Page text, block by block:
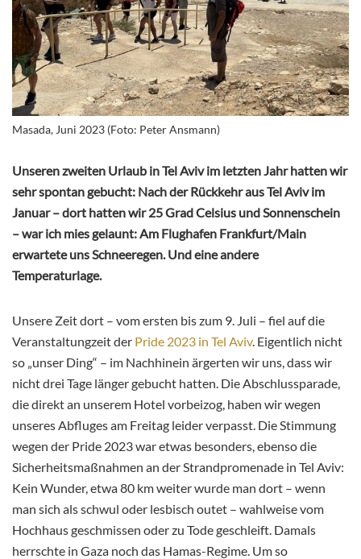
Masada, Juni 2023 (Foto: Peter Ansmann)
Unseren zweiten Urlaub in Tel Aviv im letzten Jahr hatten wir
sehr spontan gebucht: Nach der Rückkehr aus Tel Aviv im
Januar – dort hatten wir 25 Grad Celsius und Sonnenschein
– war ich mies gelaunt: Am Flughafen Frankfurt/Main
erwartete uns Schneeregen. Und eine andere
Temperaturlage.
Unsere Zeit dort – vom ersten bis zum 9. Juli – fiel auf die
Veranstaltungzeit der Pride 2023 in Tel Aviv. Eigentlich nicht
so „unser Ding“ – im Nachhinein ärgerten wir uns, dass wir
nicht drei Tage länger gebucht hatten. Die Abschlussparade,
die direkt an unserem Hotel vorbeizog, haben wir wegen
unseres Abfluges am Freitag leider verpasst. Die Stimmung
wegen der Pride 2023 war etwas besonders, ebenso die
Sicherheitsmaßnahmen an der Strandpromenade in Tel Aviv:
Kein Wunder, etwa 80 km weiter wurde man dort – wenn
man sich als schwul oder lesbisch outet – wahlweise vom
Hochhaus geschmissen oder zu Tode geschleift. Damals
herrschte in Gaza noch das Hamas-Regime. Um so